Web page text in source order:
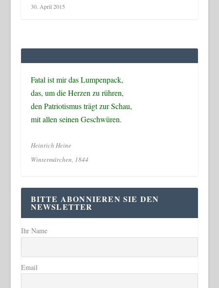
30. April 2015
Fatal ist mir das Lumpenpack,
das, um die Herzen zu rühren,
den Patriotismus trägt zur Schau,
mit allen seinen Geschwüren.
Heinrich Heine
Wintermärchen, 1844
BITTE ABONNIEREN SIE DEN
NEWSLETTER
Ihr Name
Email